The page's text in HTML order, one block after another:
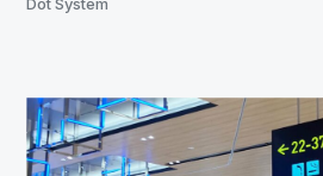
Dot System